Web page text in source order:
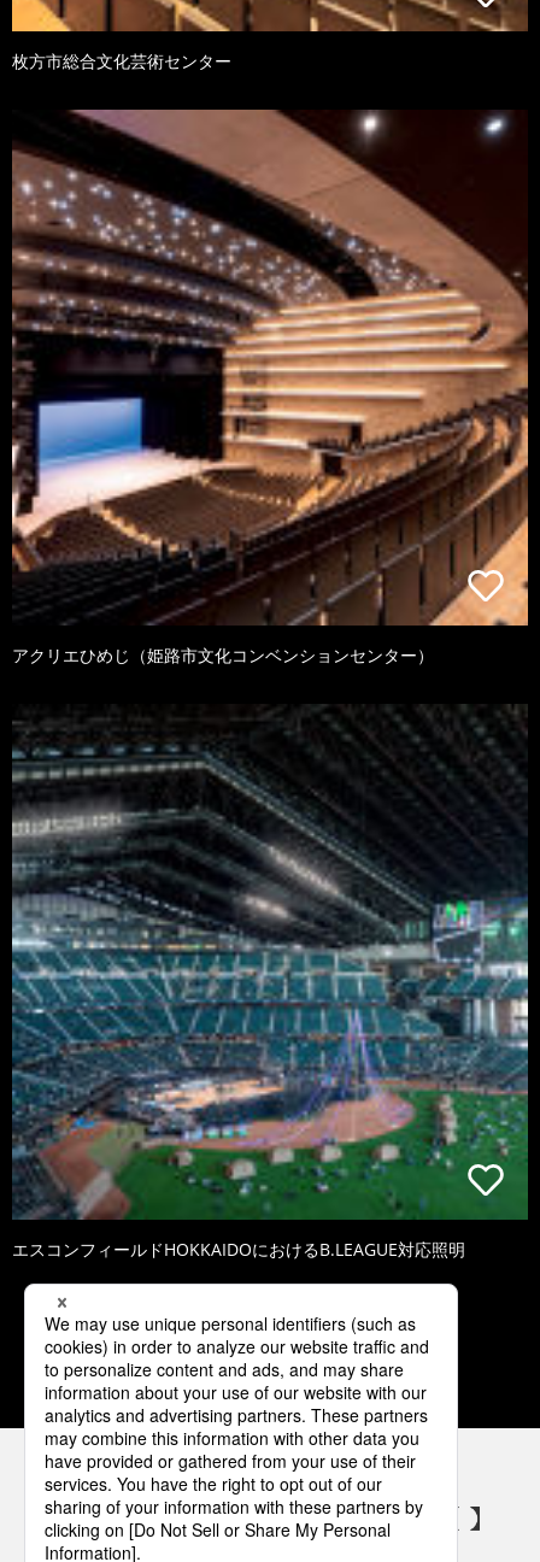
枚方市総合文化芸術センター
アクリエひめじ（姫路市文化コンベンションセンター）
エスコンフィールドHOKKAIDOにおけるB.LEAGUE対応照明
1 2 3 4 5
パナソニックの電気設備 SNSアカウント